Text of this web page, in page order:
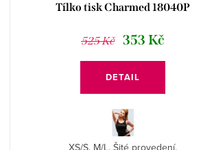
Tílko tisk Charmed 18040P
525 Kč 353 Kč
DETAIL